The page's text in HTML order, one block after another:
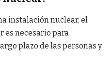
instalación nuclear, el
es necesario para
plazo de las personas y